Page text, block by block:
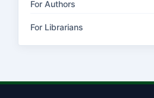
For Authors
For Librarians